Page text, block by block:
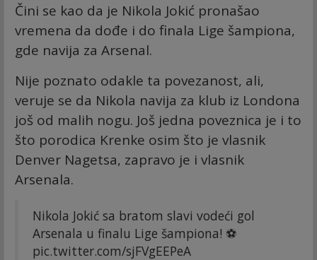
Čini se kao da je Nikola Jokić pronašao
vremena da dođe i do finala Lige šampiona,
gde navija za Arsenal.
Nije poznato odakle ta povezanost, ali,
veruje se da Nikola navija za klub iz Londona
još od malih nogu. Još jedna poveznica je i to
što porodica Krenke osim što je vlasnik
Denver Nagetsa, zapravo je i vlasnik
Arsenala.
Nikola Jokić sa bratom slavi vodeći gol
Arsenala u finalu Lige šampiona! ⚽️
pic.twitter.com/sjFVgEEPeA